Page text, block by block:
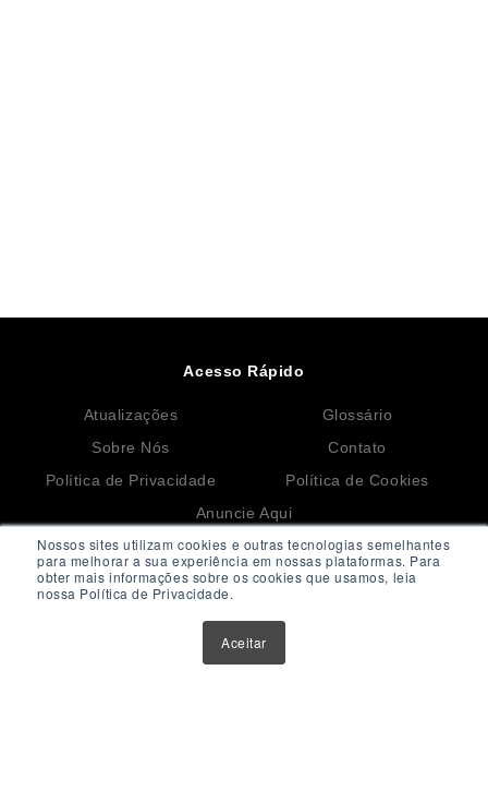
Nossos sites utilizam cookies e outras tecnologias semelhantes
para melhorar a sua experiência em nossas plataformas. Para
obter mais informações sobre os cookies que usamos, leia
nossa Política de Privacidade.
Aceitar
Maior Plataforma de Fundos Imobiliários do Brasil
Este website tem como único objetivo fornecer informações
sobre ferramentas, veículos e produtos de investimentos.
Nenhuma parte do conteúdo disponibilizado por meio deste
Acesso Rápido
Atualizações
Glossário
Sobre Nós
Contato
Política de Privacidade
Política de Cookies
Anuncie Aqui